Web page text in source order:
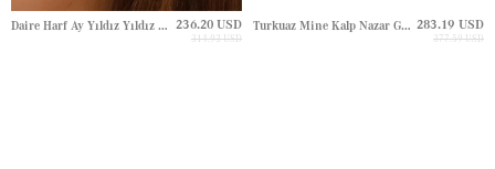
Daire Harf Ay Yıldız Yıldız Çivili Altın Küpe 236.20 USD
314.93 USD
Turkuaz Mine Kalp Nazar Göz Çivili Altın Küpe 283.19 USD
377.59 USD